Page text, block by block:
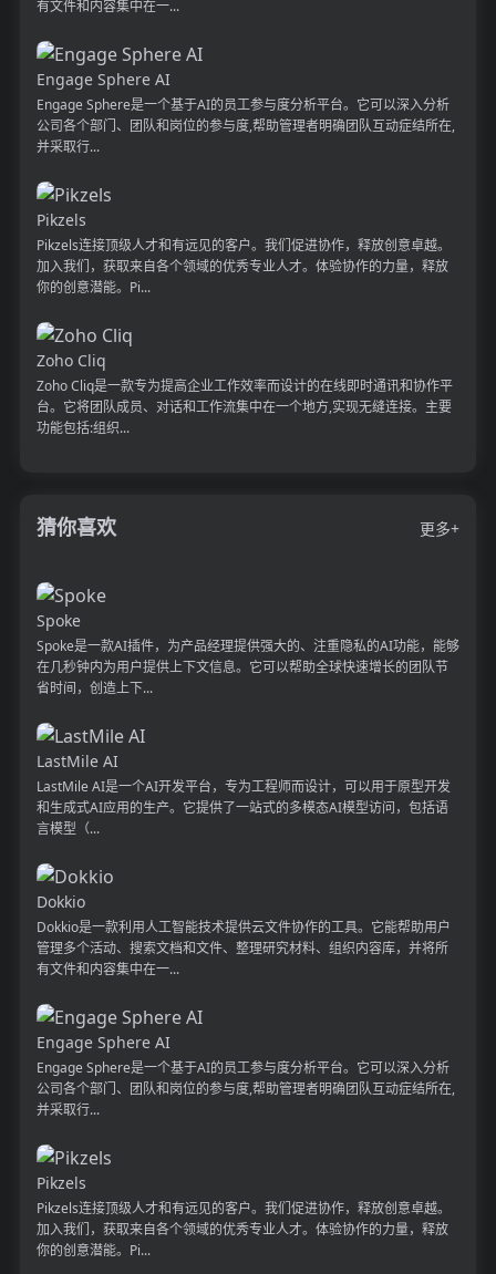
有文件和内容集中在一...
Engage Sphere AI
Engage Sphere是一个基于AI的员工参与度分析平台。它可以深入分析
公司各个部门、团队和岗位的参与度,帮助管理者明确团队互动症结所在,
并采取行...
Pikzels
Pikzels连接顶级人才和有远见的客户。我们促进协作，释放创意卓越。
加入我们，获取来自各个领域的优秀专业人才。体验协作的力量，释放
你的创意潜能。Pi...
Zoho Cliq
Zoho Cliq是一款专为提高企业工作效率而设计的在线即时通讯和协作平
台。它将团队成员、对话和工作流集中在一个地方,实现无缝连接。主要
功能包括:组织...
猜你喜欢 更多+
Spoke
Spoke是一款AI插件，为产品经理提供强大的、注重隐私的AI功能，能够
在几秒钟内为用户提供上下文信息。它可以帮助全球快速增长的团队节
省时间，创造上下...
LastMile AI
LastMile AI是一个AI开发平台，专为工程师而设计，可以用于原型开发
和生成式AI应用的生产。它提供了一站式的多模态AI模型访问，包括语
言模型（...
Dokkio
Dokkio是一款利用人工智能技术提供云文件协作的工具。它能帮助用户
管理多个活动、搜索文档和文件、整理研究材料、组织内容库，并将所
有文件和内容集中在一...
Engage Sphere AI
Engage Sphere是一个基于AI的员工参与度分析平台。它可以深入分析
公司各个部门、团队和岗位的参与度,帮助管理者明确团队互动症结所在,
并采取行...
Pikzels
Pikzels连接顶级人才和有远见的客户。我们促进协作，释放创意卓越。
加入我们，获取来自各个领域的优秀专业人才。体验协作的力量，释放
你的创意潜能。Pi...